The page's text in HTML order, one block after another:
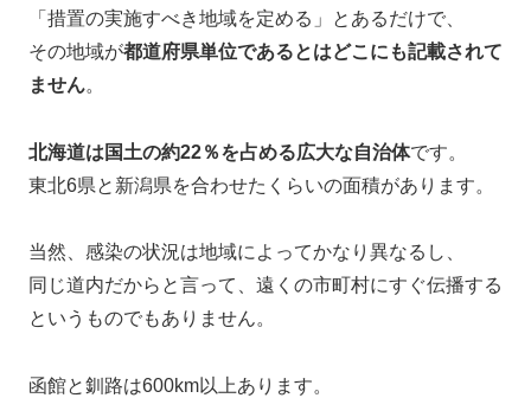
「措置の実施すべき地域を定める」とあるだけで、
その地域が都道府県単位であるとはどこにも記載されて
ません。
北海道は国土の約22％を占める広大な自治体です。
東北6県と新潟県を合わせたくらいの面積があります。
当然、感染の状況は地域によってかなり異なるし、
同じ道内だからと言って、遠くの市町村にすぐ伝播する
というものでもありません。
函館と釧路は600km以上あります。